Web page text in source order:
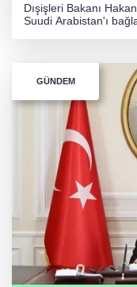
Dışişleri Bakanı
Suudi Arabistan'ı
GÜNDEM